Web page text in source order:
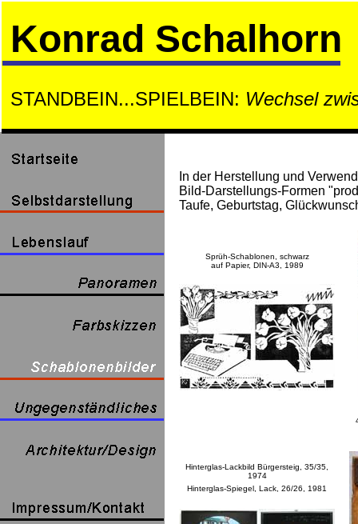
Konrad Schalhorn
STANDBEIN...SPIELBEIN: Wechsel
In der Herstellung und
Bild-Darstellungs-Formen
Taufe, Geburtstag,
Sprüh-Schablonen, schwarz
auf Papier, DIN-A3, 1989
Hinterglas-Lackbild Bürgersteig, 35/35,
1974
Hinterglas-Spiegel, Lack, 26/26, 1981